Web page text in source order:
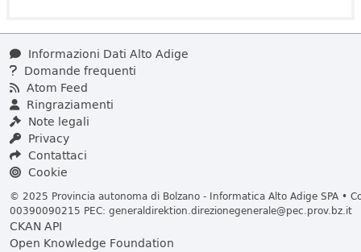
Informazioni Dati Alto Adige
Domande frequenti
Atom Feed
Ringraziamenti
Note legali
Privacy
Contattaci
Cookie
© 2025 Provincia autonoma di Bolzano - Informatica Alto Adige SPA •
00390090215 PEC: generaldirektion.direzionegenerale@pec.prov.bz.it
CKAN API
Open Knowledge Foundation